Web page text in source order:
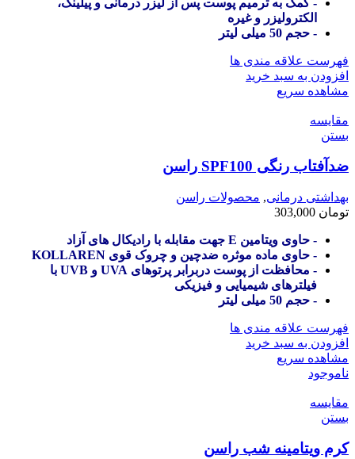
الکترولیزر و غیره
- حجم 50 میلی لیتر
فهرست علاقه مندی ها
افزودن به سبد خرید
مشاهده سریع
مقایسه
بستن
ضدآفتاب رنگی SPF100 راسن
بهداشتی درمانی, محصولات راسن
تومان
- حاوی ویتامین E جهت مقابله با رادیکال های آزاد
- حاوی ماده موثره ضدچین و چروک قوی KOLLAREN
- محافظت از پوست دربرابر پرتوهای UVA و UVB با
فیلترهای شیمیایی و فیزیکی
- حجم 50 میلی لیتر
فهرست علاقه مندی ها
افزودن به سبد خرید
مشاهده سریع
ناموجود
مقایسه
بستن
کرم ویتامینه شب راسن